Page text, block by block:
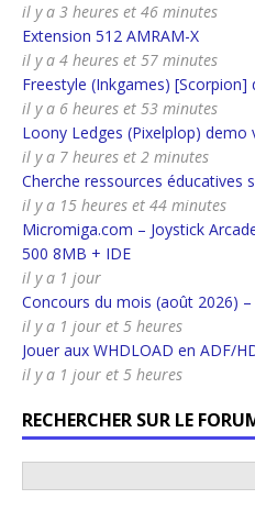
il y a 3 heures et 46 minutes
Extension 512 AMRAM-X
il y a 4 heures et 57 minutes
Freestyle (Inkgames)
il y a 6 heures et 53 minutes
Loony Ledges (Pixelplop) demo
il y a 7 heures et 2 minutes
Cherche ressources éducatives
il y a 15 heures et 44 minutes
Micromiga.com – Joystick
500 8MB + IDE
il y a 1 jour
Concours du mois (août 2026)
il y a 1 jour et 5 heures
Jouer aux WHDLOAD en ADF/
il y a 1 jour et 5 heures
RECHERCHER SUR LE